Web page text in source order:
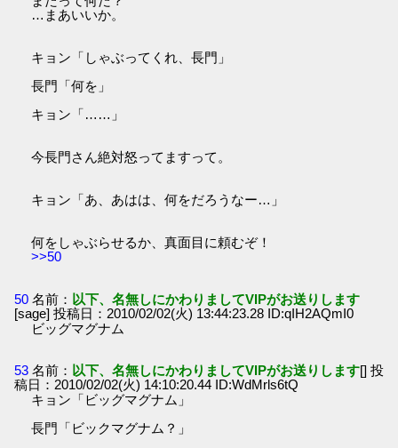
…まあいいか。
キョン「しゃぶってくれ、長門」
長門「何を」
キョン「……」
今長門さん絶対怒ってますって。
キョン「あ、あはは、何をだろうなー…」
何をしゃぶらせるか、真面目に頼むぞ！
>>50
50 名前： 以下、名無しにかわりましてVIPがお送りします
[sage] 投稿日：2010/02/02(火) 13:44:23.28 ID:qIH2AQmI0
ビッグマグナム
53 名前： 以下、名無しにかわりましてVIPがお送りします[] 投
稿日：2010/02/02(火) 14:10:20.44 ID:WdMrls6tQ
キョン「ビッグマグナム」
長門「ビックマグナム？」